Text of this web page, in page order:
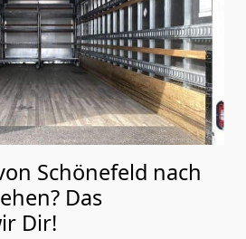
Schönefeld nach
Das
Dir!